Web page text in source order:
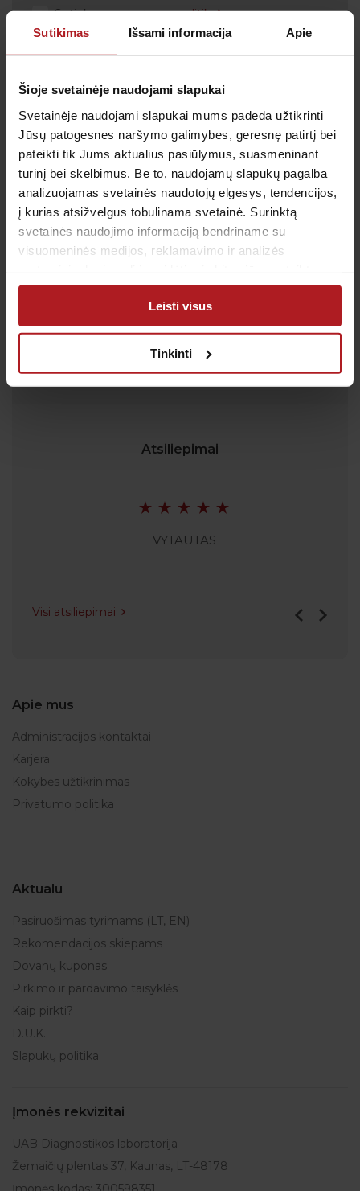
Sutikimas Išsami informacija Apie
Šioje svetainėje naudojami slapukai
Svetainėje naudojami slapukai mums padeda užtikrinti
Jūsų patogesnes naršymo galimybes, geresnę patirtį bei
pateikti tik Jums aktualius pasiūlymus, suasmeninant
turinį bei skelbimus. Be to, naudojamų slapukų pagalba
analizuojamas svetainės naudotojų elgesys, tendencijos,
į kurias atsižvelgus tobulinama svetainė. Surinktą
svetainės naudojimo informaciją bendriname su
visuomeninės medijos, reklamavimo ir analizės
arba naudojant paslaugas surinktos informacijos.
Leisti visus
Tinkinti
Sutinku suprivatumo politika
Klientų aptarnavimas
+370 700 55 511
Tel.: (iš užsienio) 00-370-37-245330
Skambučiai į klientų aptarnavimo centro numerį
apmokestinami pagal Jūsų ryšio operatoriaus
taikomą tarifą.
Darbo laikas:
I-V 7:00 – 19:00
VI 09:00 – 13:00
VII: Nedirbame
Atsiliepimai
VYTAUTAS
Visi atsiliepimai
Apie mus
Administracijos kontaktai
Karjera
Kokybės užtikrinimas
Privatumo politika
Aktualu
Pasiruošimas tyrimams (LT, EN)
Rekomendacijos skiepams
Dovanų kuponas
Pirkimo ir pardavimo taisyklės
Kaip pirkti?
D.U.K.
Slapukų politika
Įmonės rekvizitai
UAB Diagnostikos laboratorija
Žemaičių plentas 37, Kaunas, LT-48178